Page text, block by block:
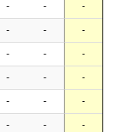
- - -
- - -
- - -
- - -
- - -
- - -